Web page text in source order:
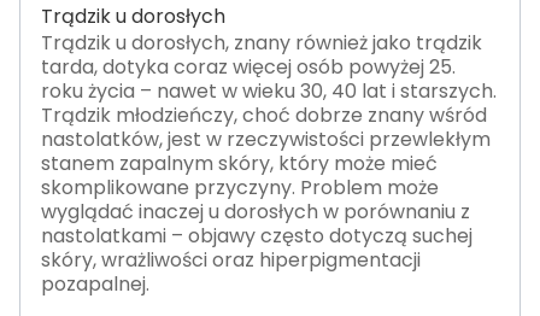
Trądzik u dorosłych
Trądzik u dorosłych, znany również jako trądzik
tarda, dotyka coraz więcej osób powyżej 25.
roku życia – nawet w wieku 30, 40 lat i starszych.
Trądzik młodzieńczy, choć dobrze znany wśród
nastolatków, jest w rzeczywistości przewlekłym
stanem zapalnym skóry, który może mieć
skomplikowane przyczyny. Problem może
wyglądać inaczej u dorosłych w porównaniu z
nastolatkami – objawy często dotyczą suchej
skóry, wrażliwości oraz hiperpigmentacji
pozapalnej.